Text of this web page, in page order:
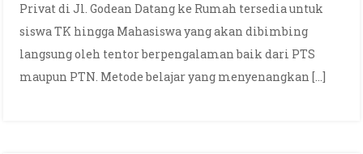
Privat di Jl. Godean Datang ke Rumah tersedia untuk
siswa TK hingga Mahasiswa yang akan dibimbing
langsung oleh tentor berpengalaman baik dari PTS
maupun PTN. Metode belajar yang menyenangkan […]